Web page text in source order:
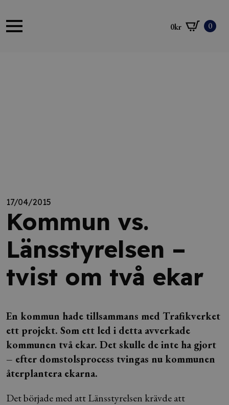
0kr 0
17/04/2015
Kommun vs.
Länsstyrelsen –
tvist om två ekar
En kommun hade tillsammans med Trafikverket
ett projekt. Som ett led i detta avverkade
kommunen två ekar. Det skulle de inte ha gjort
– efter domstolsprocess tvingas nu kommunen
återplantera ekarna.
Det började med att Länsstyrelsen krävde att